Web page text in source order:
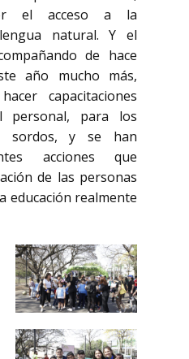
el acceso a la
natural. Y el
de hace
año mucho más,
capacitaciones
personal, para los
sordos, y se han
acciones que
de las personas
educación realmente